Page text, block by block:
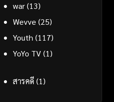
war(13)
Wevve (25)
Youth (117)
YoYo TV(1)
สารคดี(1)